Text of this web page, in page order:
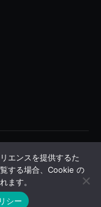
サイトマップ よくある質問
エンスを提供するた
する場合、Cookie の
ます。
シー